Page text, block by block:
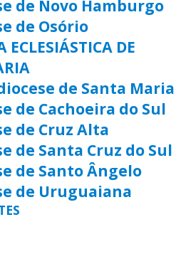
de Novo Hamburgo
de Osório
ECLESIÁSTICA DE
de Santa Maria
de Cachoeira do Sul
de Cruz Alta
de Santa Cruz do Sul
de Santo Ângelo
de Uruguaiana